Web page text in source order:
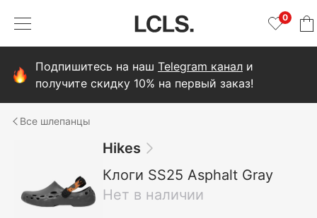
0
Подпишитесь на наш Telegram канал и
получите скидку 10% на первый заказ!
шлепанцы
Hikes
Клоги SS25 Asphalt Gray
Нет в наличии